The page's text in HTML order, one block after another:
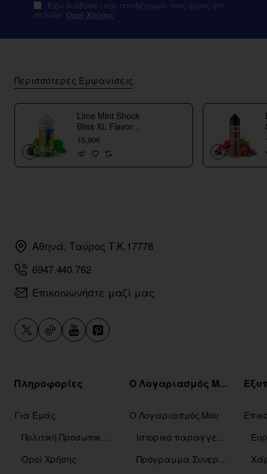
Έχω διαβάσει και αποδέχομαι τους όρους στη
σελίδα Οροί Χρήσης
Περισσότερες Εμφανίσεις
Lime Mint Shock
Bliss XL Flavor
Shots
15,90€
Αθηνά, Ταύρος Τ.Κ.17778
6947.440.762
Επικοινωνήστε μαζί μας
Πληροφορίες
Για Εμάς
Πολιτική Προσωπικών Δεδομένων
Οροί Χρήσης
Ο Λογαριασμός Μου
Ο Λογαριασμός Μου
Ιστορικό παραγγελιών
Πρόγραμμα Συνεργατών